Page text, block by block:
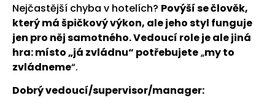
Nejčastější chyba v hotelích? Povýší se člověk,
který má špičkový výkon, ale jeho styl funguje
jen pro něj samotného. Vedoucí role je ale jiná
hra: místo „já zvládnu“ potřebujete„my to
zvládneme“.
Dobrý vedoucí/supervisor/manager: